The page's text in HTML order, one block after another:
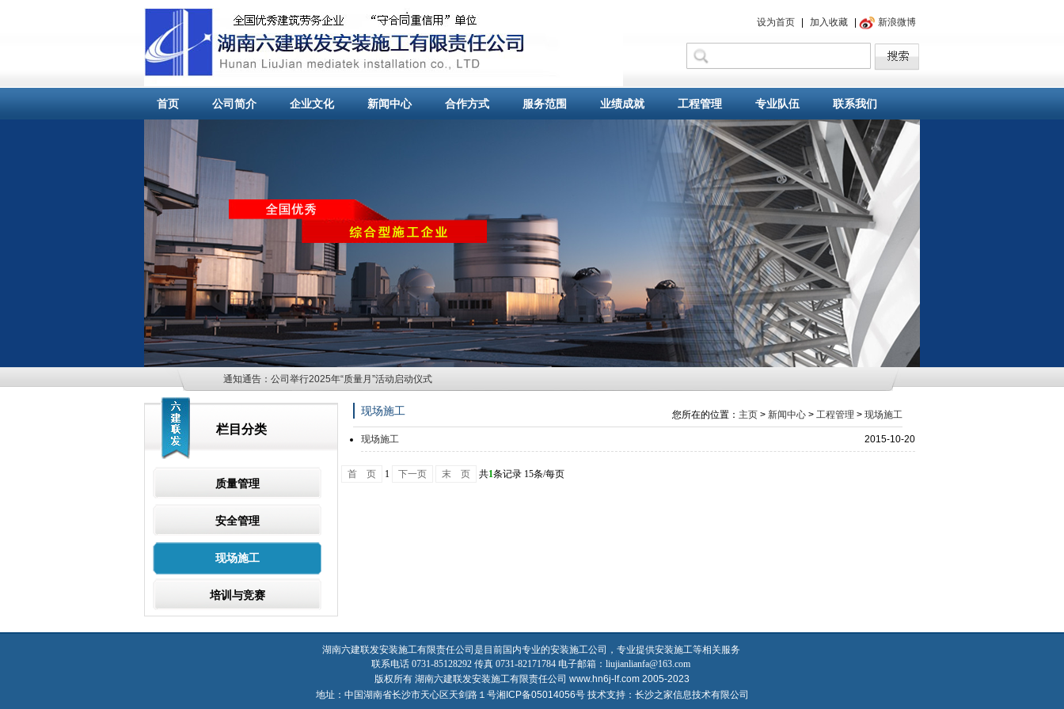
设为首页 加入收藏 新浪微博
首页 公司简介 企业文化 新闻中心 合作方式 服务范围 业绩成就 工程管理 专业队伍 联系我们
通知通告： 公司举行2025年“质量月”活动启动仪式
栏目分类
质量管理
安全管理
现场施工
培训与竞赛
您所在的位置： 主页 >新闻中心 >工程管理 >现场施工
现场施工
2015-10-20
现场施工
首 页 1 下一页 末 页 共1条记录 15条/每页
湖南六建联发安装施工有限责任公司是目前国内专业的安装施工公司，专业提供安装施工等相关服务
联系电话 0731-85128292 传真 0731-82171784 电子邮箱：liujianlianfa@163.com
版权所有 湖南六建联发安装施工有限责任公司 www.hn6j-lf.com 2005-2023
地址：中国湖南省长沙市天心区天剑路１号湘ICP备05014056号 技术支持：长沙之家信息技术有限公司